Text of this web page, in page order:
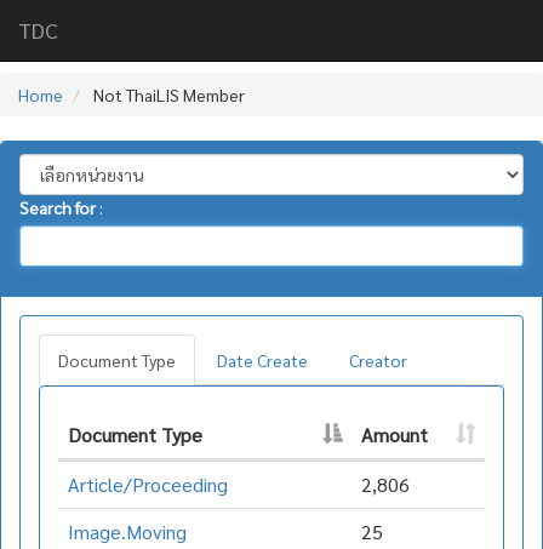
TDC
Home Not ThaiLIS Member
Search for:
Document Type Date Create Creator
Document Type
Amount
Article/Proceeding
2,806
Image.Moving
25